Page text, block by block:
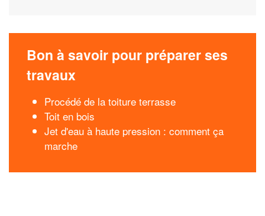
Bon à savoir pour préparer ses
travaux
Procédé de la toiture terrasse
Toit en bois
Jet d'eau à haute pression : comment ça
marche